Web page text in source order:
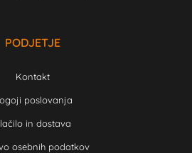
PODJETJE
Kontakt
poslovanja
in dostava
osebnih podatkov